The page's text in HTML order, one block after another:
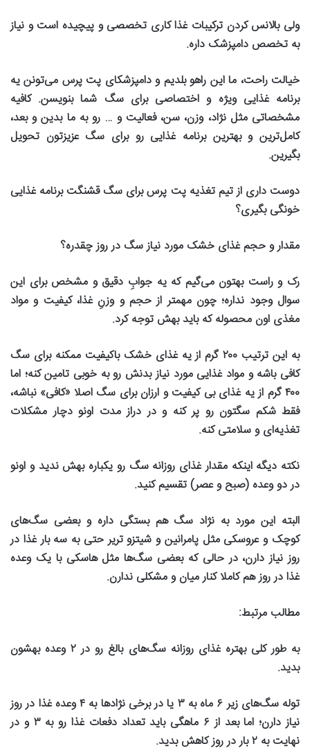
ولی بالانس کردن ترکیبات غذا کاری تخصصی و پیچیده است و نیاز
به تخصص دامپزشک داره.
خیالت راحت، ما این راهو بلدیم و دامپزشکای پت پرس می‌تونن یه
برنامه غذایی ویژه و اختصاصی برای سگ شما بنویسن. کافیه
مشخصاتی مثل نژاد، وزن، سن، فعالیت و … رو به ما بدین و بعد،
کامل‌ترین و بهترین برنامه غذایی رو برای سگ عزیزتون تحویل
بگیرین.
دوست داری از تیم تغذیه پت پرس برای سگ قشنگت برنامه غذایی
خونگی بگیری؟
مقدار و حجم غذای خشک مورد نیاز سگ در روز چقدره؟
رک و راست بهتون می‌گیم که یه جوابِ دقیق و مشخص برای این
سوال وجود نداره؛ چون مهمتر از حجم و وزنِ غذا، کیفیت و مواد
مغذی اون محصوله که باید بهش توجه کرد.
به این ترتیب ۲۰۰گرم از یه غذای خشک باکیفیت ممکنه برای سگ
کافی باشه و مواد غذایی مورد نیاز بدنش رو به خوبی تامین کنه؛ اما
۴۰۰گرم از یه غذای بی کیفیت و ارزان برای سگ اصلا «کافی» نباشه،
فقط شکم سگتون رو پر ‌کنه و در دراز مدت اونو دچار مشکلات
تغذیه‌ای و سلامتی ‌کنه.
نکته دیگه اینکه مقدار غذای روزانه سگ رو یکباره بهش ندید و اونو
در دو وعده (صبح و عصر) تقسیم کنید.
البته این مورد به نژاد سگ هم بستگی داره و بعضی سگ‌های
کوچک و عروسکی مثل پامرانین و شیتزو تریر حتی به سه بار غذا در
روز نیاز دارن، در حالی که بعضی سگ‌ها مثل هاسکی با یک وعده
غذا در روز هم کاملا کنار میان و مشکلی ندارن.
مطالب مرتبط:
به طور کلی بهتره غذای روزانه سگ‌های بالغ رو در ۲وعده بهشون
بدید.
توله‌ سگ‌های زیر۶ ماه به۳ یا در برخی نژادها به ۴وعده غذا در روز
نیاز دارن؛ اما بعد از ۶ ماهگی باید تعداد دفعات غذا رو به۳ و در
نهایت به ۲بار در روز کاهش بدید.